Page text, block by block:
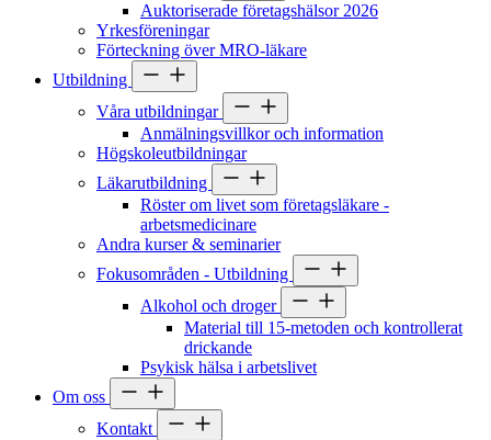
Auktoriserade företagshälsor 2026
Yrkesföreningar
Förteckning över MRO-läkare
Utbildning
Våra utbildningar
Anmälningsvillkor och information
Högskoleutbildningar
Läkarutbildning
Röster om livet som företagsläkare -
arbetsmedicinare
Andra kurser & seminarier
Fokusområden - Utbildning
Alkohol och droger
Material till 15-metoden och kontrollerat
drickande
Psykisk hälsa i arbetslivet
Om oss
Kontakt